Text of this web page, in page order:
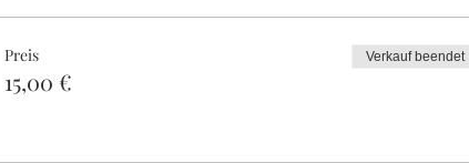
Preis
15,00 €
Verkauf beendet